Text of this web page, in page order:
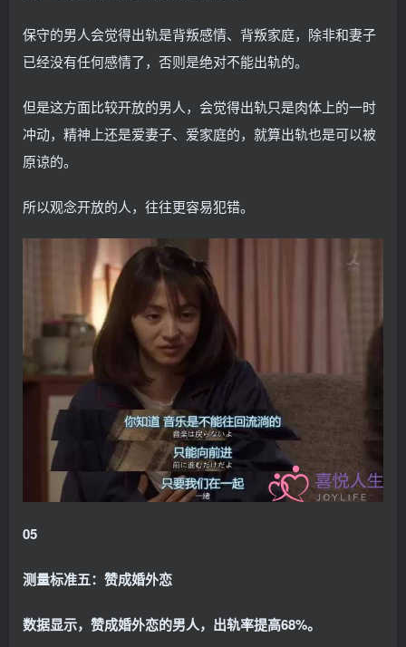
保守的男人会觉得出轨是背叛感情、背叛家庭，除非和妻子
已经没有任何感情了，否则是绝对不能出轨的。
但是这方面比较开放的男人，会觉得出轨只是肉体上的一时
冲动，精神上还是爱妻子、爱家庭的，就算出轨也是可以被
原谅的。
所以观念开放的人，往往更容易犯错。
05
测量标准五：赞成婚外恋
数据显示，赞成婚外恋的男人，出轨率提高68%。